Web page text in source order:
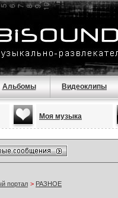
Альбомы Видеоклипы
Моя музыка
портал > РАЗНОЕ